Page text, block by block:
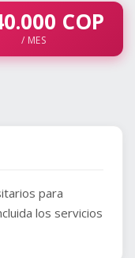
COP
/ MES
para
los servicios